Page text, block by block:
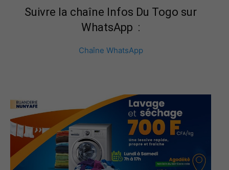
Suivre la chaîne Infos Du Togo sur
WhatsApp :
Chaîne WhatsApp